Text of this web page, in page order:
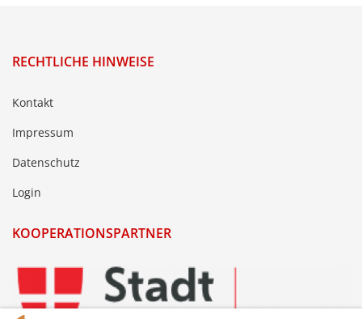
RECHTLICHE HINWEISE
Kontakt
Impressum
Datenschutz
Login
KOOPERATIONSPARTNER